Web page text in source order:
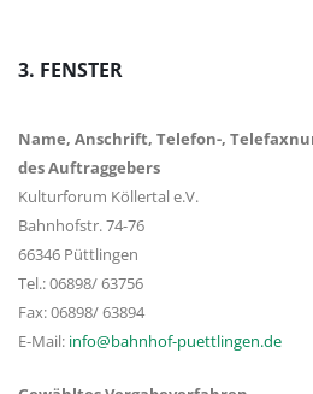
3. FENSTER
Name, Anschrift, Telefon-,
des Auftraggebers
Kulturforum Köllertal e.V.
Bahnhofstr. 74-76
66346 Püttlingen
Tel.: 06898/ 63756
Fax: 06898/ 63894
E-Mail: info@bahnhof-puettlingen.de